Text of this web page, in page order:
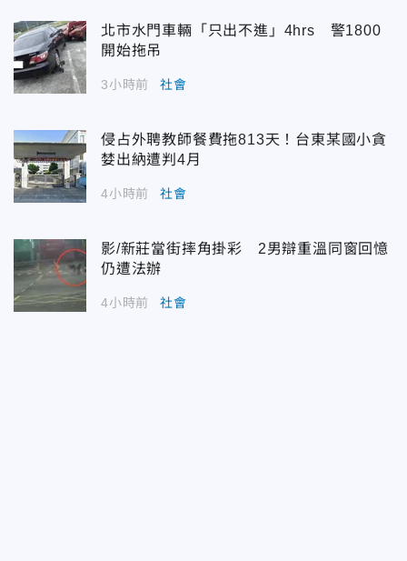
北市水門車輛「只出不進」4hrs 警1800
開始拖吊
3小時前 社會
侵占外聘教師餐費拖813天！台東某國小貪
婪出納遭判4月
4小時前 社會
影/新莊當街摔角掛彩 2男辯重溫同窗回憶
仍遭法辦
4小時前 社會